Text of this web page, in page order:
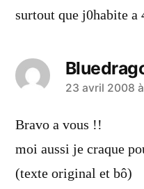
surtout que j0habite a
a
23 avril 2008
Bravo a vous !!
moi aussi je craque
(texte original et bô)